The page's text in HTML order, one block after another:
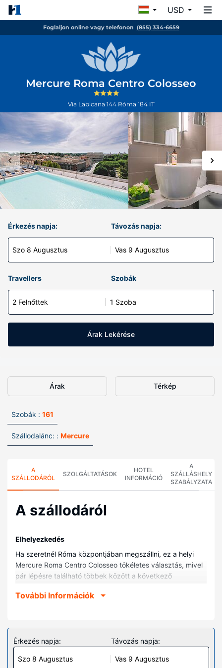
USD
Foglaljon online vagy telefonon (855) 334-6659
Mercure Roma Centro Colosseo
Via Labicana 144 Róma 184 IT
Érkezés napja:
Szo 8 Augusztus
Távozás napja:
Vas 9 Augusztus
Travellers Szobák
2 Felnőttek 1 Szoba
Árak Lekérése
Árak Térkép
Szobák : 161
Szállodalánc: : Mercure
A
SZÁLLODÁRÓL
SZOLGÁLTATÁSOK
HOTEL
INFORMÁCIÓ
A
SZÁLLÁSHELY
SZABÁLYZATA
A szállodáról
Elhelyezkedés
Ha szeretnél Róma központjában megszállni, ez a helyi
Mercure Roma Centro Colosseo tökéletes választás, mivel
pár lépésre található többek között a következő
park. Ez a helyi hotel kb. 1 km-re található Teatro
Helyezze magát kényelembe a(z) 161 szoba egyikében,
melyekben minibár is található. Ingyenes vezeték nélküli
internet-hozzáférés és a televíziókon nézhető műholdas
További Információk
Érkezés napja:
Szo 8 Augusztus
Távozás napja:
Vas 9 Augusztus